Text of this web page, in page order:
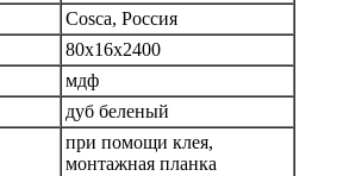
Cosca, Россия
80x16х2400
мдф
дуб беленый
при помощи клея,
монтажная планка